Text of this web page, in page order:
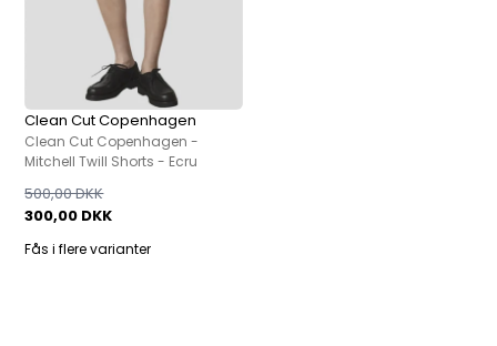
Clean Cut Copenhagen
Clean Cut Copenhagen -
Mitchell Twill Shorts - Ecru
300,00 DKK
500,00 DKK
Fås i flere varianter